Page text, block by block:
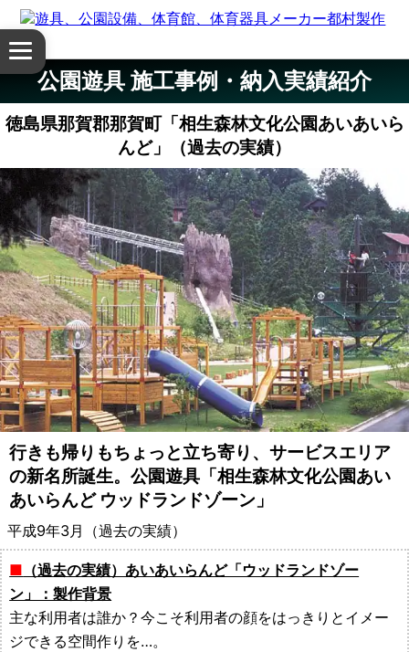
体
育
館・
育
器
具
公
園
設
備・
遊
具
メ
ー
カ
メ
ニ
ー
を
く
公園遊具 施工事例・納入実績紹介
徳島県那賀郡那賀町「相生森林文化公園あいあいら
んど」（過去の実績）
行きも帰りもちょっと立ち寄り、サービスエリア
の新名所誕生。公園遊具「相生森林文化公園あい
あいらんど ウッドランドゾーン」
平成9年3月（過去の実績）
（過去の実績）あいあいらんど「ウッドランドゾー
ン」：製作背景
主な利用者は誰か？今こそ利用者の顔をはっきりとイメー
ジできる空間作りを…。